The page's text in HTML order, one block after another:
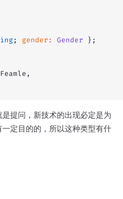
; gender : Gender };
提问，新技术的出现必定是为
定目的的，所以这种类型有什